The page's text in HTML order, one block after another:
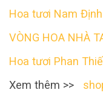
Hoa tươi Nam Định
VÒNG HOA NHÀ
Hoa tươi Phan
Xem thêm >>